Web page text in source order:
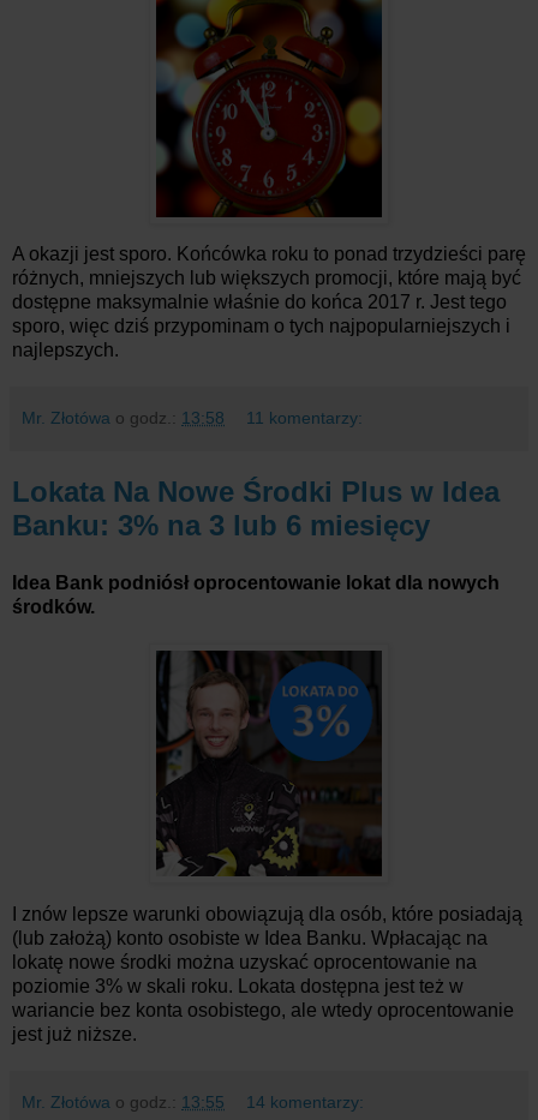
A okazji jest sporo. Końcówka roku to ponad trzydzieści parę
różnych, mniejszych lub większych promocji, które mają być
dostępne maksymalnie właśnie do końca 2017 r. Jest tego
sporo, więc dziś przypominam o tych najpopularniejszych i
najlepszych.
Mr. Złotówa o godz.: 13:58 11 komentarzy:
Lokata Na Nowe Środki Plus w Idea
Banku: 3% na 3 lub 6 miesięcy
Idea Bank podniósł oprocentowanie lokat dla nowych
środków.
I znów lepsze warunki obowiązują dla osób, które posiadają
(lub założą) konto osobiste w Idea Banku. Wpłacając na
lokatę nowe środki można uzyskać oprocentowanie na
poziomie 3% w skali roku. Lokata dostępna jest też w
wariancie bez konta osobistego, ale wtedy oprocentowanie
jest już niższe.
Mr. Złotówa o godz.: 13:55 14 komentarzy: